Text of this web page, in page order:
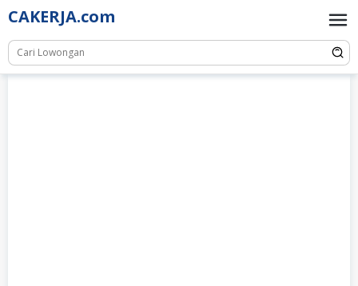
Skip
to
content
CAKERJA.com